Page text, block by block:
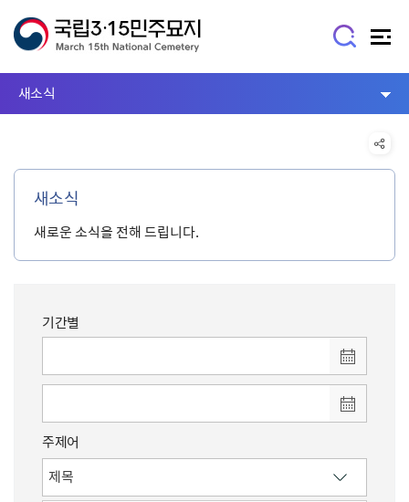
새소식
새소식
새로운 소식을 전해 드립니다.
기간별
주제어